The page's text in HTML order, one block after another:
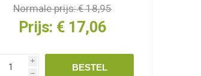
Normale prijs:€ 18,95
Prijs: € 17,06
i
h
BESTEL